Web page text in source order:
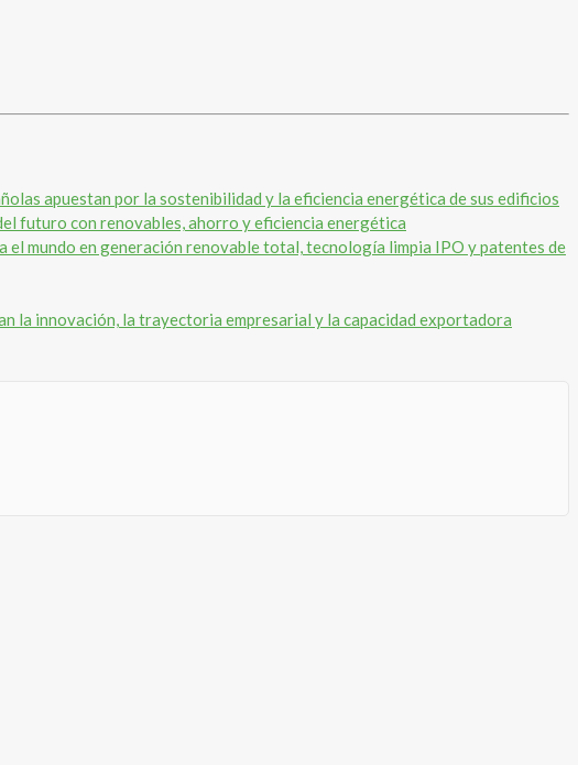
apuestan por la sostenibilidad y la eficiencia energética de sus edificios
futuro con renovables, ahorro y eficiencia energética
el mundo en generación renovable total, tecnología limpia IPO y patentes de
la innovación, la trayectoria empresarial y la capacidad exportadora